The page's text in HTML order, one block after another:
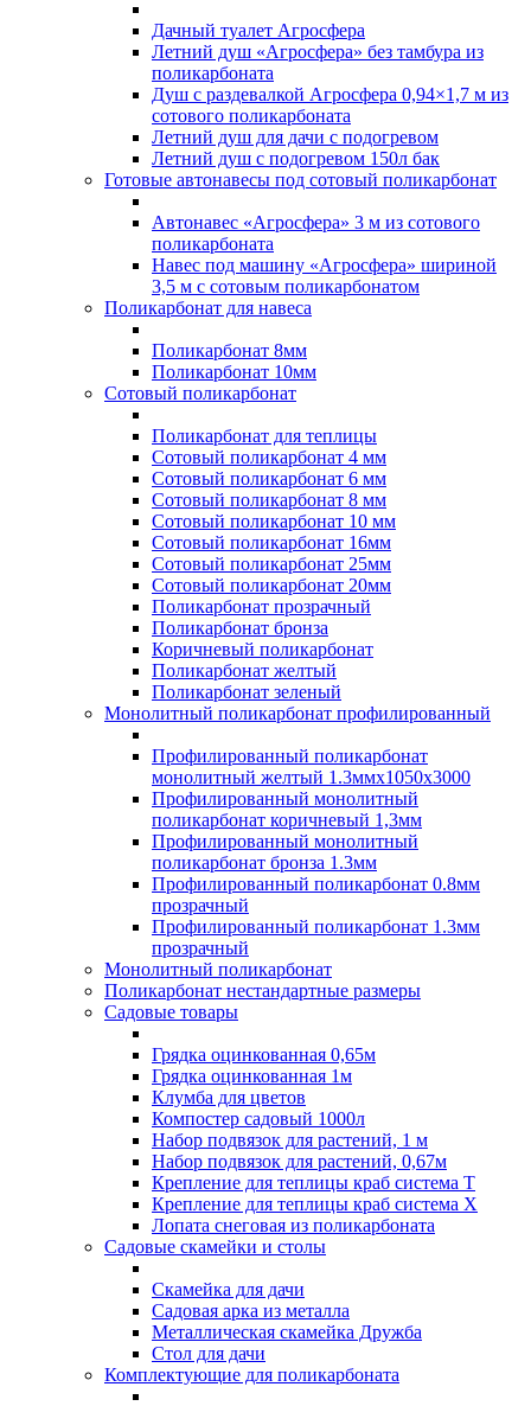
Дачный туалет Агросфера
Летний душ «Агросфера» без тамбура из
поликарбоната
Душ с раздевалкой Агросфера 0,94×1,7 м из
сотового поликарбоната
Летний душ для дачи с подогревом
Летний душ с подогревом 150л бак
Готовые автонавесы под сотовый поликарбонат
Автонавес «Агросфера» 3 м из сотового
поликарбоната
Навес под машину «Агросфера» шириной
3,5 м с сотовым поликарбонатом
Поликарбонат для навеса
Поликарбонат 8мм
Поликарбонат 10мм
Сотовый поликарбонат
Поликарбонат для теплицы
Сотовый поликарбонат 4 мм
Сотовый поликарбонат 6 мм
Сотовый поликарбонат 8 мм
Сотовый поликарбонат 10 мм
Сотовый поликарбонат 16мм
Сотовый поликарбонат 25мм
Сотовый поликарбонат 20мм
Поликарбонат прозрачный
Поликарбонат бронза
Коричневый поликарбонат
Поликарбонат желтый
Поликарбонат зеленый
Монолитный поликарбонат профилированный
Профилированный поликарбонат
монолитный желтый 1.3ммх1050х3000
Профилированный монолитный
поликарбонат коричневый 1,3мм
Профилированный монолитный
поликарбонат бронза 1.3мм
Профилированный поликарбонат 0.8мм
прозрачный
Профилированный поликарбонат 1.3мм
прозрачный
Монолитный поликарбонат
Поликарбонат нестандартные размеры
Садовые товары
Грядка оцинкованная 0,65м
Грядка оцинкованная 1м
Клумба для цветов
Компостер садовый 1000л
Набор подвязок для растений, 1 м
Набор подвязок для растений, 0,67м
Крепление для теплицы краб система Т
Крепление для теплицы краб система Х
Лопата снеговая из поликарбоната
Садовые скамейки и столы
Скамейка для дачи
Садовая арка из металла
Металлическая скамейка Дружба
Стол для дачи
Комплектующие для поликарбоната